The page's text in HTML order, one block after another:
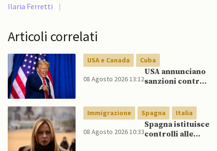
Ilaria Ferretti |
Articoli correlati
USA e Canada Cuba
08 Agosto 2026 13:12
USA annunciano
sanzioni contro
Immigrazione Spagna Italia
08 Agosto 2026 10:33
Spagna istituisce
controlli alle